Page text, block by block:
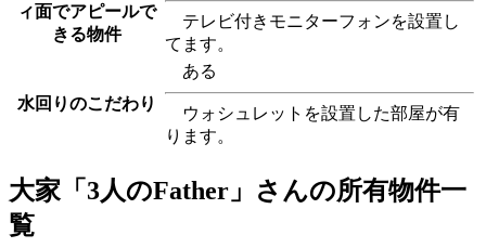
ィ面でアピールで
きる物件
テレビ付きモニターフォンを設置し
てます。
水回りのこだわり
ある
ウォシュレットを設置した部屋が有
ります。
大家「3人のFather」さんの所有物件一
覧